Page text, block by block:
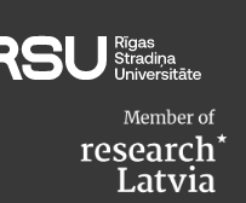
and Laboratories
of the Institute